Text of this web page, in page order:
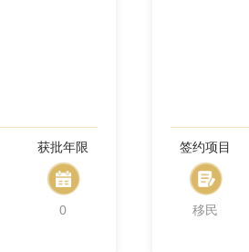
获批年限
0
签约项目
移民